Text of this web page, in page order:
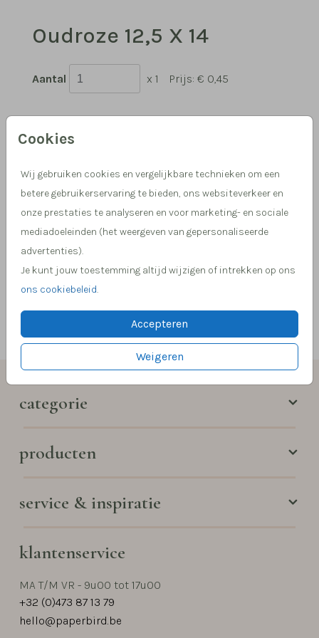
Cookies
Wij gebruiken cookies en vergelijkbare technieken om een
betere gebruikerservaring te bieden, ons websiteverkeer en
onze prestaties te analyseren en voor marketing- en sociale
mediadoeleinden (het weergeven van gepersonaliseerde
advertenties).
Je kunt jouw toestemming altijd wijzigen of intrekken op ons
ons cookiebeleid.
Accepteren
Weigeren
Oudroze 12,5 X 14
Aantal x 1 Prijs: € 0,45
Meer dan 15 jaar ervaring in drukwerk
oudroze 12,5 x 14
Prijs:€ 0,45
categorie
producten
service & inspiratie
klantenservice
MA T/M VR - 9u00 tot 17u00
+32 (0)473 87 13 79
hello@paperbird.be